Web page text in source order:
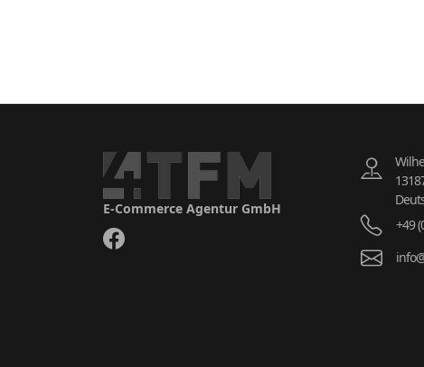
E-Commerce Agentur GmbH
+49